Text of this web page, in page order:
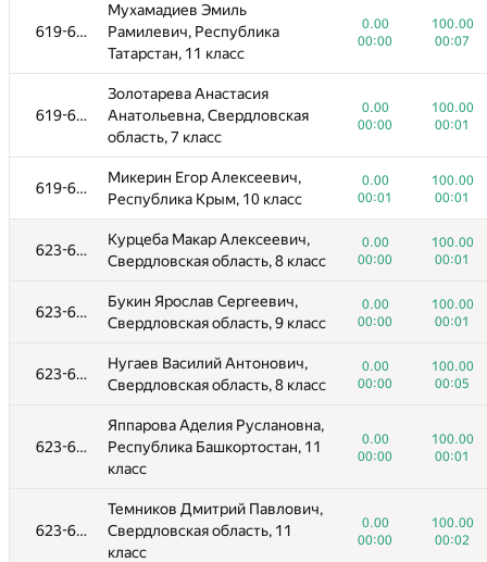
619-622
Мухамадиев Эмиль
Рамилевич, Республика
Татарстан, 11 класс
0.00
00:00
100.00
00:07
619-622
Золотарева Анастасия
Анатольевна, Свердловская
область, 7 класс
0.00
00:00
100.00
00:01
619-622
Микерин Егор Алексеевич,
Республика Крым, 10 класс
0.00
00:01
100.00
00:01
623-627
Курцеба Макар Алексеевич,
Свердловская область, 8 класс
0.00
00:00
100.00
00:01
623-627
Букин Ярослав Сергеевич,
Свердловская область, 9 класс
0.00
00:00
100.00
00:01
623-627
Нугаев Василий Антонович,
Свердловская область, 8 класс
0.00
00:00
100.00
00:05
623-627
Яппарова Аделия Руслановна,
Республика Башкортостан, 11
класс
0.00
00:00
100.00
00:01
623-627
Темников Дмитрий Павлович,
Свердловская область, 11
класс
0.00
00:00
100.00
00:02
# Participant A
0/1142
B
1126/1535
Аникаев Кирилл Анатольевич,
Пермский край, 11 класс
00:00
00:12
Евгеньевич, Свердловская
область, 10 класс
00:00
00:01